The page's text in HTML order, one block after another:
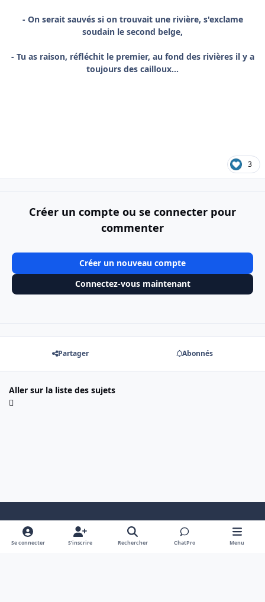
- On serait sauvés si on trouvait une rivière, s'exclame
soudain le second belge,
- Tu as raison, réfléchit le premier, au fond des rivières il y a
toujours des cailloux...
3
Créer un compte ou se connecter pour
commenter
Créer un nouveau compte
Connectez-vous maintenant
Partager Abonnés
Aller sur la liste des sujets
Mode clairDark ModeSystem Preference
Se connecter S’inscrire Rechercher ChatPro Menu